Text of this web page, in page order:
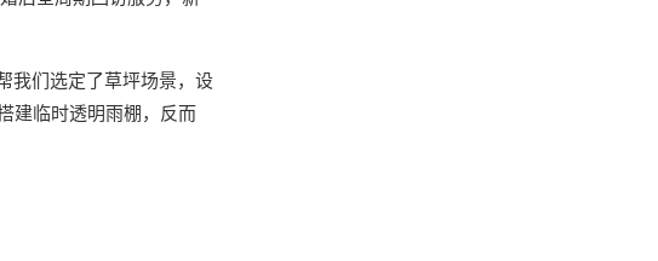
我们选定了草坪场景，设
建临时透明雨棚，反而